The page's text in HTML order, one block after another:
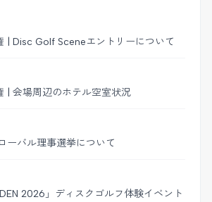
| Disc Golf Sceneエントリーについて
| 会場周辺のホテル空室状況
ーバル理事選挙について
2026」ディスクゴルフ体験イベント